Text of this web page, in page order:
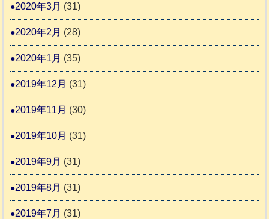
2020年3月 (31)
2020年2月 (28)
2020年1月 (35)
2019年12月 (31)
2019年11月 (30)
2019年10月 (31)
2019年9月 (31)
2019年8月 (31)
2019年7月 (31)